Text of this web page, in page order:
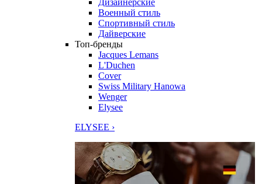
Дизайнерские
Военный стиль
Спортивный стиль
Дайверские
Топ-бренды
Jacques Lemans
L'Duchen
Cover
Swiss Military Hanowa
Wenger
Elysee
ELYSEE ›